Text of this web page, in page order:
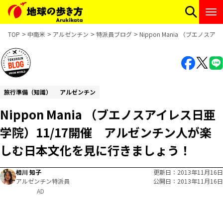
TOP 中南米 アルゼンチン 特派員ブログ Nippon Mania （ブエノスア
旅行準備（知識） アルゼンチン
Nippon Mania （ブエノスアイレス日亜
学院）11/17開催 アルゼンチン人が楽
しむ日本文化を見に行きましょう！
相川 知子
アルゼンチン特派員
更新日
2013年11月16日
公開日
2013年11月16日
AD